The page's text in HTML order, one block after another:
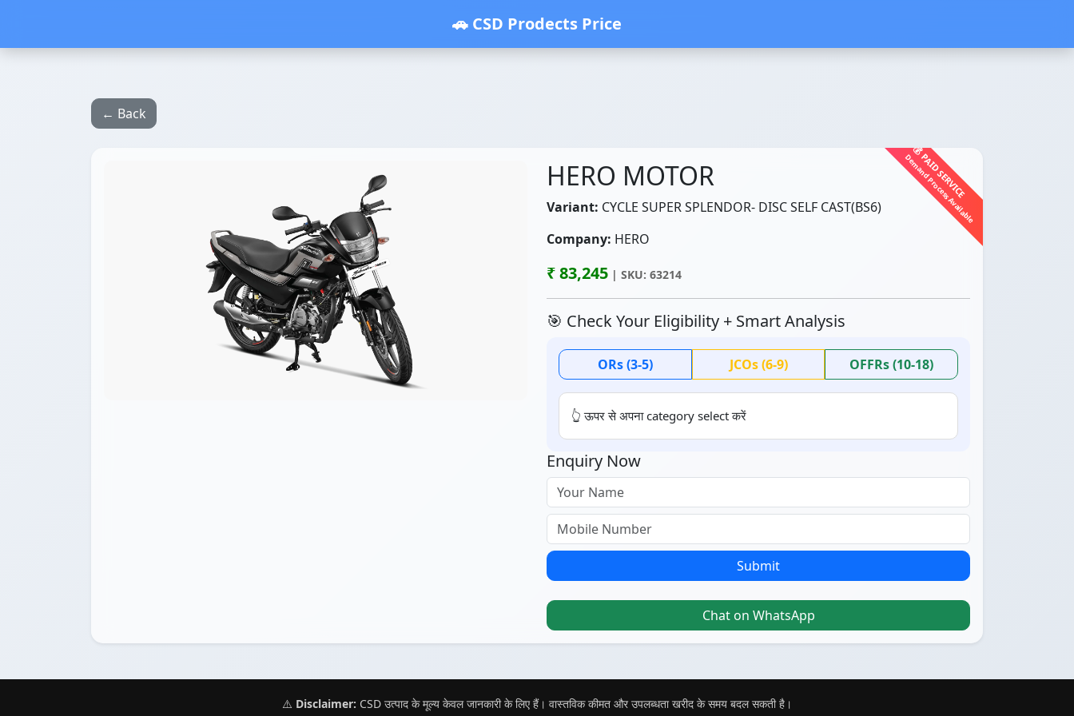
🚗 CSD Prodects Price
← Back
💰 PAID SERVICE
Demand Process Available
HERO MOTOR
Variant: CYCLE SUPER SPLENDOR- DISC SELF CAST(BS6)
Company: HERO
₹ 83,245 | SKU: 63214
🎯 Check Your Eligibility + Smart Analysis
ORs (3-5) JCOs (6-9) OFFRs (10-18)
👆 ऊपर से अपना category select करें
Enquiry Now
Submit
Chat on WhatsApp
⚠️ Disclaimer: CSD उत्पाद के मूल्य केवल जानकारी के लिए हैं। वास्तविक कीमत और उपलब्धता खरीद के समय बदल सकती है।